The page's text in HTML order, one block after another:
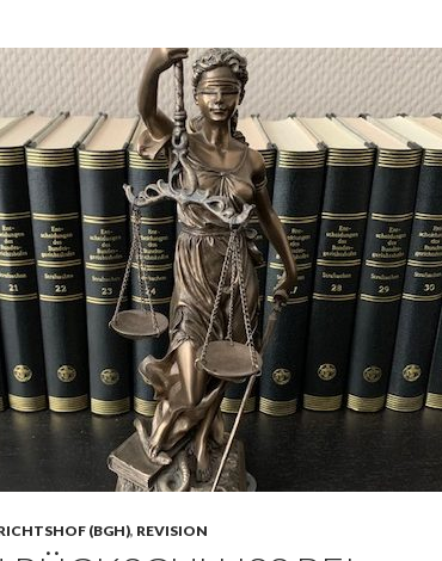
(BGH), REVISION